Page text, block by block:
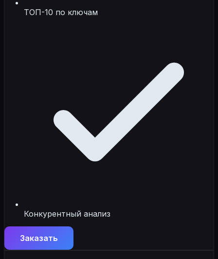
ТОП-10 по ключам
Конкурентный анализ
Заказать